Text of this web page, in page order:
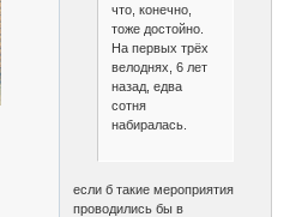
что, конечно,
тоже достойно.
На первых трёх
велоднях, 6 лет
назад, едва
сотня
набиралась.
если б такие мероприятия
проводились бы в